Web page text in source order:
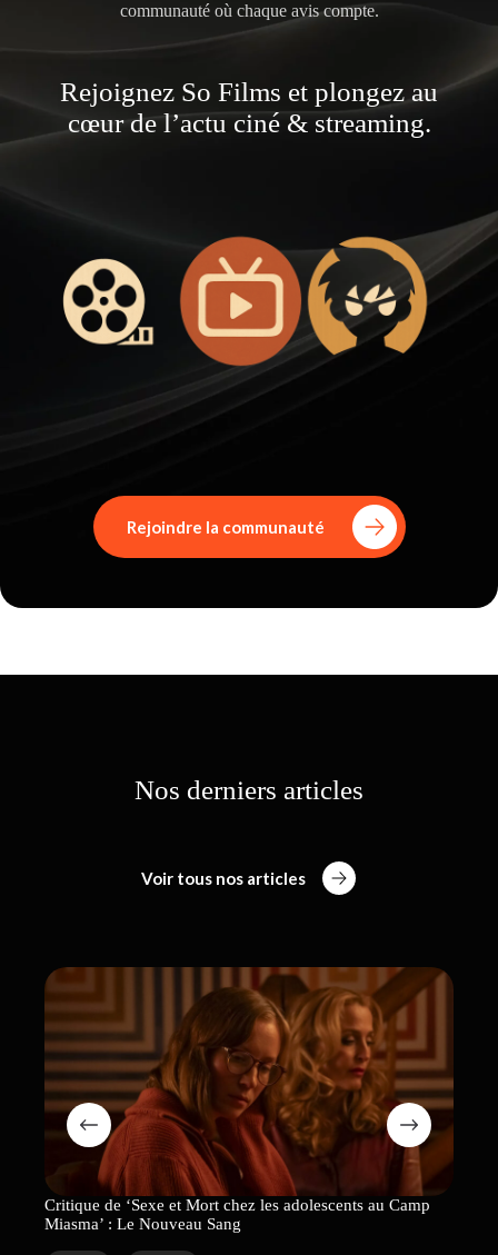
communauté où chaque avis compte.
Rejoignez So Films et plongez au
cœur de l’actu ciné & streaming.
Rejoindre la communauté
Nos derniers articles
Voir tous nos articles
Critique de ‘Sexe et Mort chez les adolescents au Camp
Miasma’ : Le Nouveau Sang